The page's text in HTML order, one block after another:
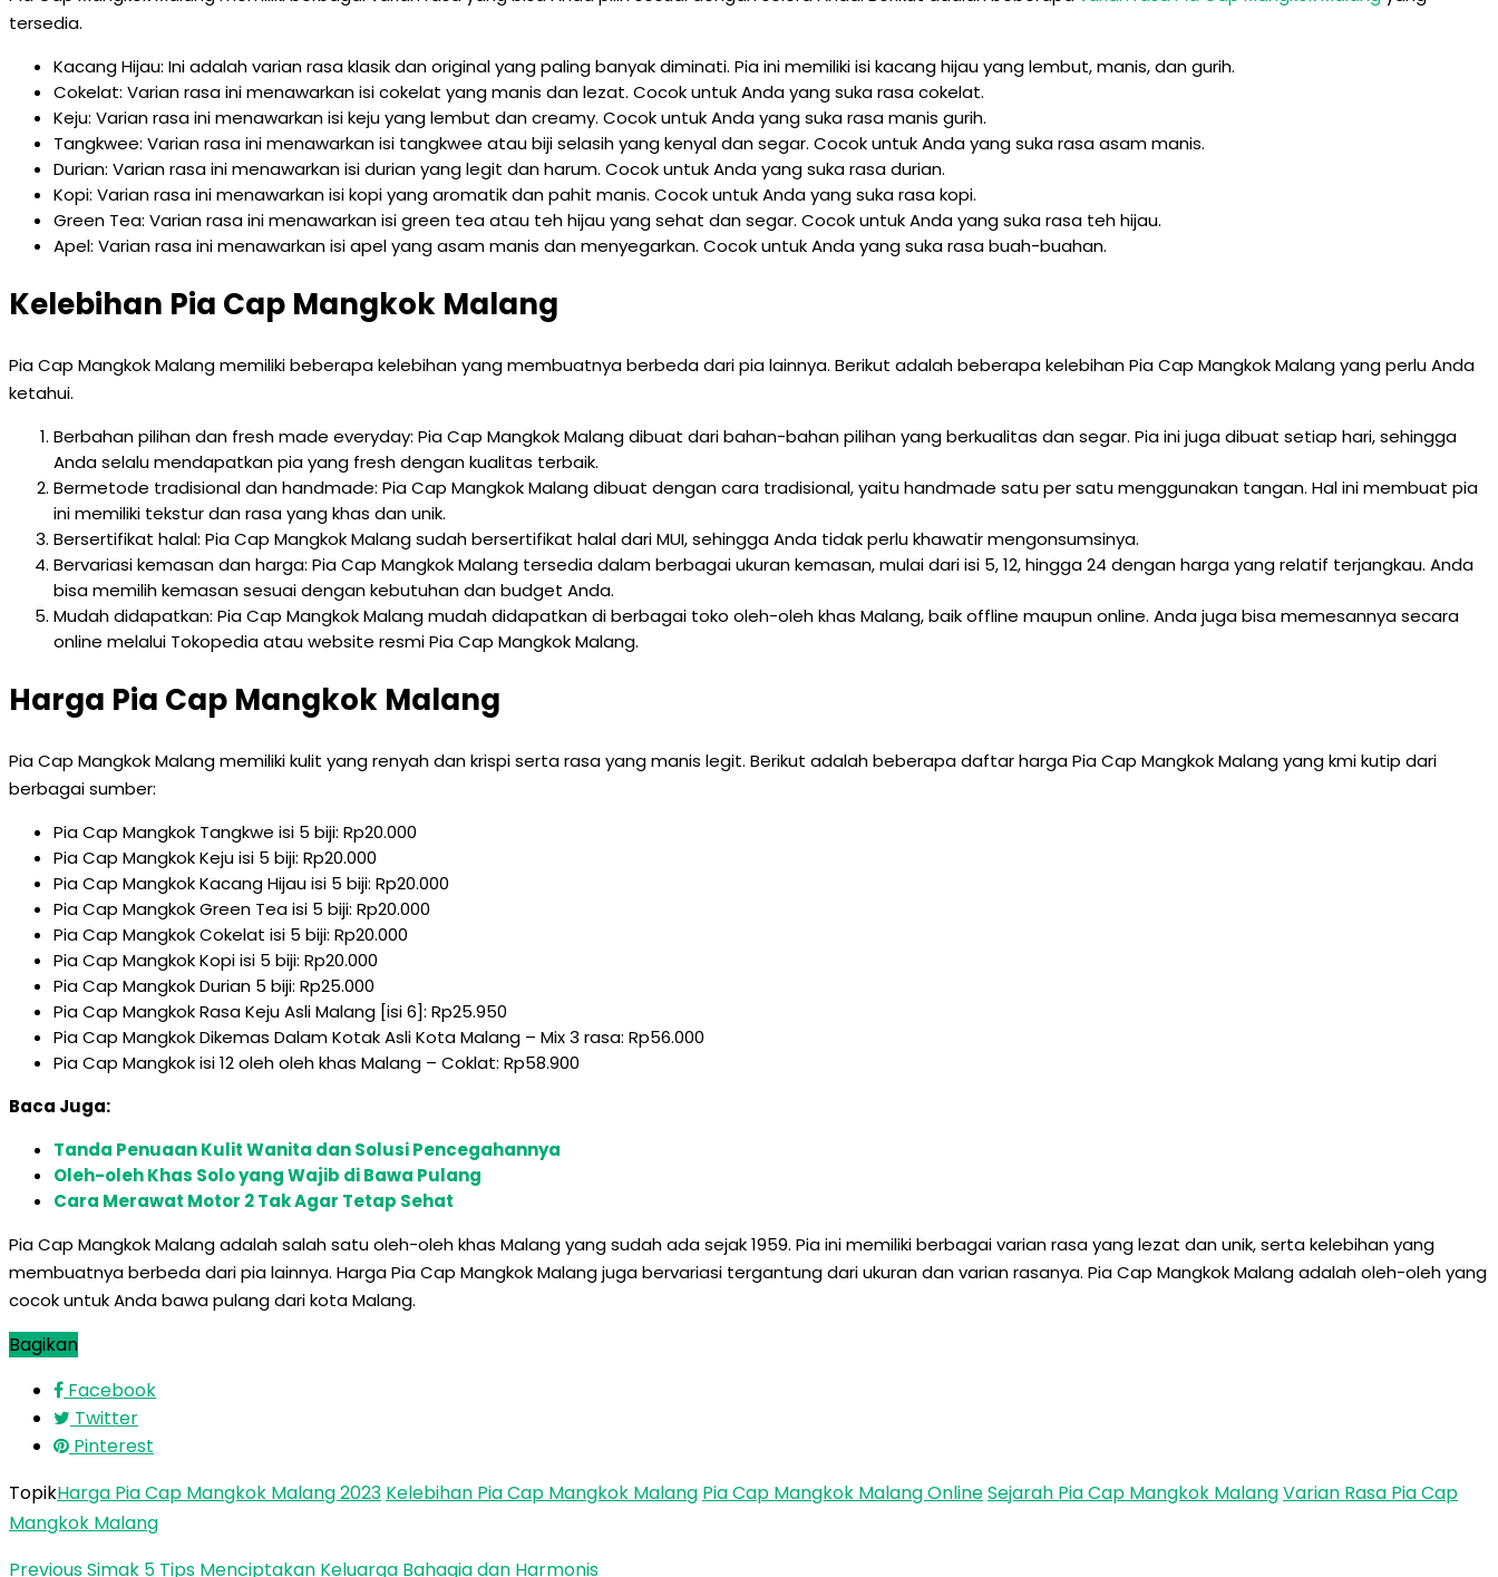
tersedia.
Kacang Hijau: Ini adalah varian rasa klasik dan original yang paling banyak diminati. Pia ini memiliki isi kacang hijau yang lembut, manis, dan gurih.
Cokelat: Varian rasa ini menawarkan isi cokelat yang manis dan lezat. Cocok untuk Anda yang suka rasa cokelat.
Keju: Varian rasa ini menawarkan isi keju yang lembut dan creamy. Cocok untuk Anda yang suka rasa manis gurih.
Tangkwee: Varian rasa ini menawarkan isi tangkwee atau biji selasih yang kenyal dan segar. Cocok untuk Anda yang suka rasa asam manis.
Durian: Varian rasa ini menawarkan isi durian yang legit dan harum. Cocok untuk Anda yang suka rasa durian.
Kopi: Varian rasa ini menawarkan isi kopi yang aromatik dan pahit manis. Cocok untuk Anda yang suka rasa kopi.
Green Tea: Varian rasa ini menawarkan isi green tea atau teh hijau yang sehat dan segar. Cocok untuk Anda yang suka rasa teh hijau.
Apel: Varian rasa ini menawarkan isi apel yang asam manis dan menyegarkan. Cocok untuk Anda yang suka rasa buah-buahan.
Kelebihan Pia Cap Mangkok Malang
Pia Cap Mangkok Malang memiliki beberapa kelebihan yang membuatnya berbeda dari pia lainnya. Berikut adalah beberapa kelebihan Pia Cap Mangkok Malang yang perlu Anda
ketahui.
Berbahan pilihan dan fresh made everyday: Pia Cap Mangkok Malang dibuat dari bahan-bahan pilihan yang berkualitas dan segar. Pia ini juga dibuat setiap hari, sehingga
Anda selalu mendapatkan pia yang fresh dengan kualitas terbaik.
Bermetode tradisional dan handmade: Pia Cap Mangkok Malang dibuat dengan cara tradisional, yaitu handmade satu per satu menggunakan tangan. Hal ini membuat pia
ini memiliki tekstur dan rasa yang khas dan unik.
Bersertifikat halal: Pia Cap Mangkok Malang sudah bersertifikat halal dari MUI, sehingga Anda tidak perlu khawatir mengonsumsinya.
Bervariasi kemasan dan harga: Pia Cap Mangkok Malang tersedia dalam berbagai ukuran kemasan, mulai dari isi 5, 12, hingga 24 dengan harga yang relatif terjangkau. Anda
bisa memilih kemasan sesuai dengan kebutuhan dan budget Anda.
Mudah didapatkan: Pia Cap Mangkok Malang mudah didapatkan di berbagai toko oleh-oleh khas Malang, baik offline maupun online. Anda juga bisa memesannya secara
online melalui Tokopedia atau website resmi Pia Cap Mangkok Malang.
Harga Pia Cap Mangkok Malang
Pia Cap Mangkok Malang memiliki kulit yang renyah dan krispi serta rasa yang manis legit. Berikut adalah beberapa daftar harga Pia Cap Mangkok Malang yang kmi kutip dari
berbagai sumber:
Pia Cap Mangkok Tangkwe isi 5 biji: Rp20.000
Pia Cap Mangkok Keju isi 5 biji: Rp20.000
Pia Cap Mangkok Kacang Hijau isi 5 biji: Rp20.000
Pia Cap Mangkok Green Tea isi 5 biji: Rp20.000
Pia Cap Mangkok Cokelat isi 5 biji: Rp20.000
Pia Cap Mangkok Kopi isi 5 biji: Rp20.000
Pia Cap Mangkok Durian 5 biji: Rp25.000
Pia Cap Mangkok Rasa Keju Asli Malang [isi 6]: Rp25.950
Pia Cap Mangkok Dikemas Dalam Kotak Asli Kota Malang – Mix 3 rasa: Rp56.000
Pia Cap Mangkok isi 12 oleh oleh khas Malang – Coklat: Rp58.900
Baca Juga:
Tanda Penuaan Kulit Wanita dan Solusi Pencegahannya
Oleh-oleh Khas Solo yang Wajib di Bawa Pulang
Cara Merawat Motor 2 Tak Agar Tetap Sehat
Pia Cap Mangkok Malang adalah salah satu oleh-oleh khas Malang yang sudah ada sejak 1959. Pia ini memiliki berbagai varian rasa yang lezat dan unik, serta kelebihan yang
membuatnya berbeda dari pia lainnya. Harga Pia Cap Mangkok Malang juga bervariasi tergantung dari ukuran dan varian rasanya. Pia Cap Mangkok Malang adalah oleh-oleh yang
cocok untuk Anda bawa pulang dari kota Malang.
Bagikan
Facebook
Twitter
Pinterest
TopikHarga Pia Cap Mangkok Malang 2023 Kelebihan Pia Cap Mangkok Malang Pia Cap Mangkok Malang OnlineSejarah Pia Cap Mangkok MalangVarian Rasa Pia Cap
Mangkok Malang
PreviousSimak 5 Tips Menciptakan Keluarga Bahagia dan Harmonis